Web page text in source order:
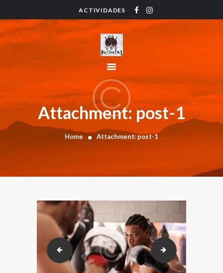
ACTIVIDADES
Attachment: post-1
Home Attachment: post-1
HOME
ACTIVIDADES
INSTRUCTORES
CONTACTO
BLOG
img_al2 post-2